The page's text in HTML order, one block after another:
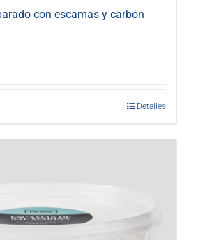
con escamas y carbón
Detalles